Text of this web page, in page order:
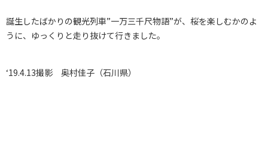
誕生したばかりの観光列車”一万三千尺物語”が、桜を楽しむかのよ
うに、ゆっくりと走り抜けて行きました。
‘19.4.13撮影 奥村佳子（石川県）